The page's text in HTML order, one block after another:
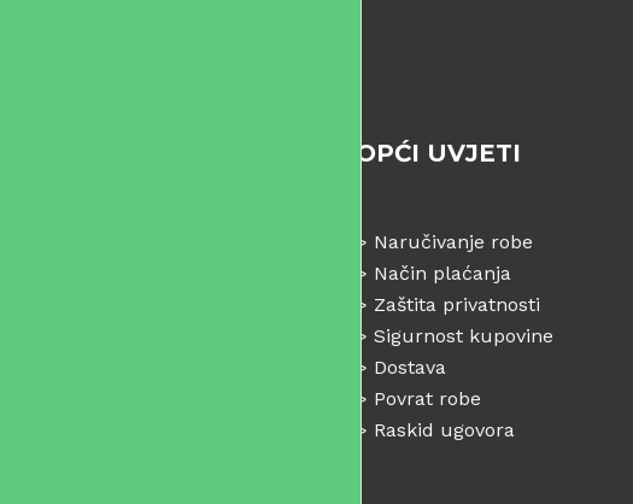
OPĆI UVJETI
> Naručivanje robe
> Način plaćanja
> Zaštita privatnosti
> Sigurnost kupovine
> Dostava
> Povrat robe
> Raskid ugovora